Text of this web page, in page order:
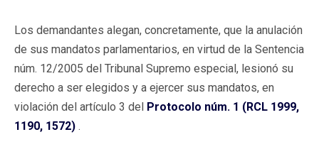
Los demandantes alegan, concretamente, que la anulación
de sus mandatos parlamentarios, en virtud de la Sentencia
núm. 12/2005 del Tribunal Supremo especial, lesionó su
derecho a ser elegidos y a ejercer sus mandatos, en
violación del artículo 3 del Protocolo núm. 1 (RCL 1999,
1190, 1572) .